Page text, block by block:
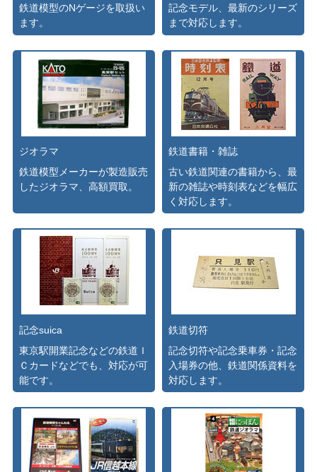
鉄道模型のNゲージを取扱い
ます。
記念モデル、最新のシリーズ
まで対応します。
ジオラマ
鉄道模型メーカーが製造販売
したジオラマ、高額買取。
鉄道書籍・雑誌
古い鉄道関連の書籍から、最
新の雑誌や時刻表などを幅広
く対応します。
記念suica
東京駅開業記念などの鉄道Ｉ
Ｃカードなどでも、対応が可
能です。
鉄道切符
記念切符や記念乗車券・記念
入場券の他、鉄道関係資料を
対応します。